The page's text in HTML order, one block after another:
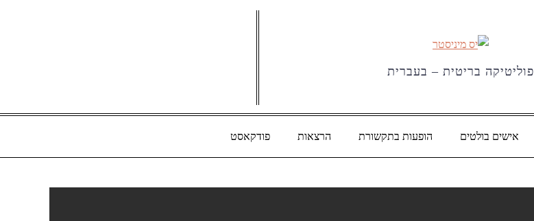
פוליטיקה בריטית – בעברית
אישים בולטים הופעות בתקשורת הרצאות פודקאסט